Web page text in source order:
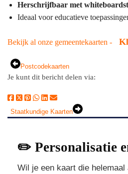
Herschrijfbaar met
Ideaal voor educatieve
Bekijk al onze gemeentekaarten -
Postcodekaarten
Je kunt dit bericht delen via:
Staatkundige Kaarten
✏️ Personalisatie
Wil je een kaart die